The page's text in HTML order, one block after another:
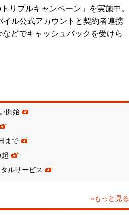
リプルキャンペーン」を実施中。
ル公式アカウントと契約者連携
どでキャッシュバックを受けら
開始
まで
起
ルサービス
»もっと見る